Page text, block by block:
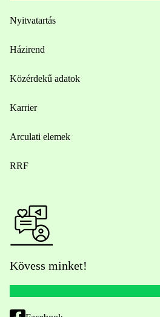
Nyitvatartás
Házirend
Közérdekű adatok
Karrier
Arculati elemek
RRF
Kövess minket!